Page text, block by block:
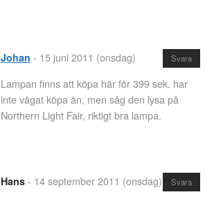
Svara
Johan - 15 juni 2011 (onsdag)
Lampan finns att köpa här för 399 sek. har
inte vågat köpa än, men såg den lysa på
Northern Light Fair, riktigt bra lampa.
Svara
Hans - 14 september 2011 (onsdag)